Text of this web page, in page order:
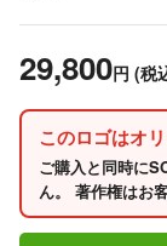
29,800円 (税
このロゴはオ
ご購入と同時に
ん。 著作権はお